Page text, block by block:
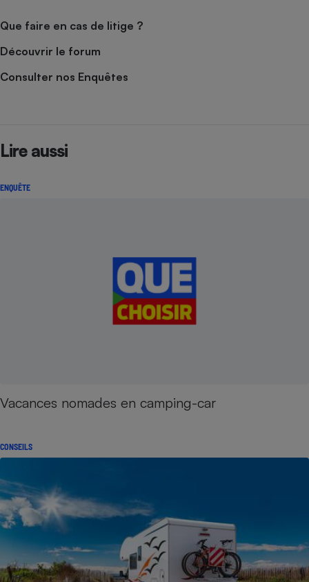
Que faire en cas de litige ?
Découvrir le forum
Consulter nos Enquêtes
Lire aussi
ENQUÊTE
Vacances nomades en camping-car
CONSEILS